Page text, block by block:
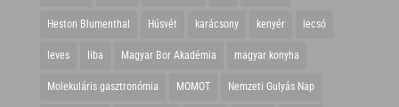
Heston Blumenthal Húsvét karácsony kenyér lecsó
leves liba Magyar Bor Akadémia magyar konyha
Molekuláris gasztronómia MOMOT Nemzeti Gulyás Nap